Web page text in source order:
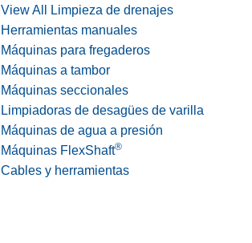
View All Limpieza de drenajes
Herramientas manuales
Máquinas para fregaderos
Máquinas a tambor
Máquinas seccionales
Limpiadoras de desagües de varilla
Máquinas de agua a presión
Máquinas FlexShaft®
Cables y herramientas